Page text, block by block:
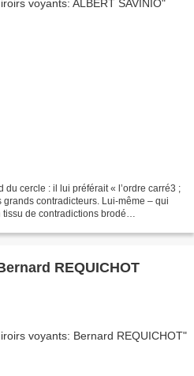
du cercle : il lui préférait « l’ordre carré3 ;
grands contradicteurs. Lui-même – qui
tissu de contradictions brodé
REQUICHOT